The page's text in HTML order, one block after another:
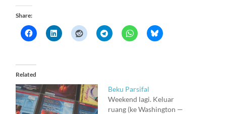
Share:
Related
Beku Parsifal
Weekend lagi. Keluar
ruang (ke Washington —